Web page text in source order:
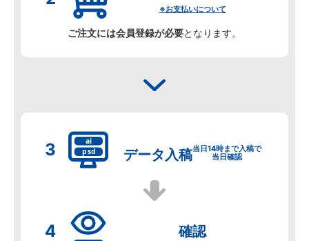
※お支払いについて
ご注文には会員登録が必要となります。
データ入稿当日14時まで入稿で
当日確認
確認